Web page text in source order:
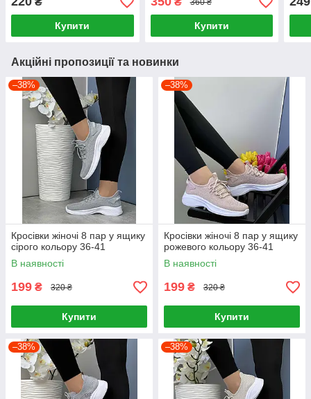
Купити
360 ₴
Купити
Акційні пропозиції та новинки
–38%
Кросівки жіночі 8 пар у ящику
сірого кольору 36-41
В наявності
199 ₴ 320 ₴
Купити
–38%
Кросівки жіночі 8 пар у ящику
рожевого кольору 36-41
В наявності
199 ₴ 320 ₴
Купити
–38% –38%